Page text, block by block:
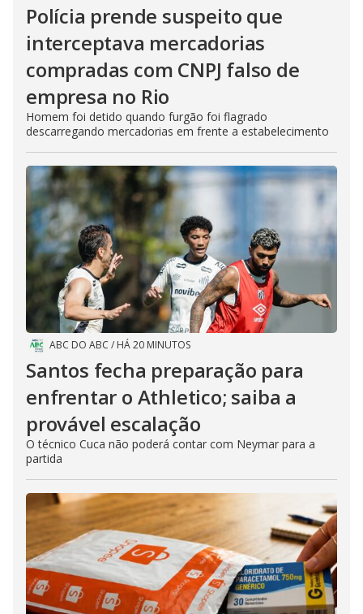
Polícia prende suspeito que
interceptava mercadorias
compradas com CNPJ falso de
empresa no Rio
Homem foi detido quando furgão foi flagrado
descarregando mercadorias em frente a estabelecimento
ABC DO ABC / HÁ 20 MINUTOS
Santos fecha preparação para
enfrentar o Athletico; saiba a
provável escalação
O técnico Cuca não poderá contar com Neymar para a
partida